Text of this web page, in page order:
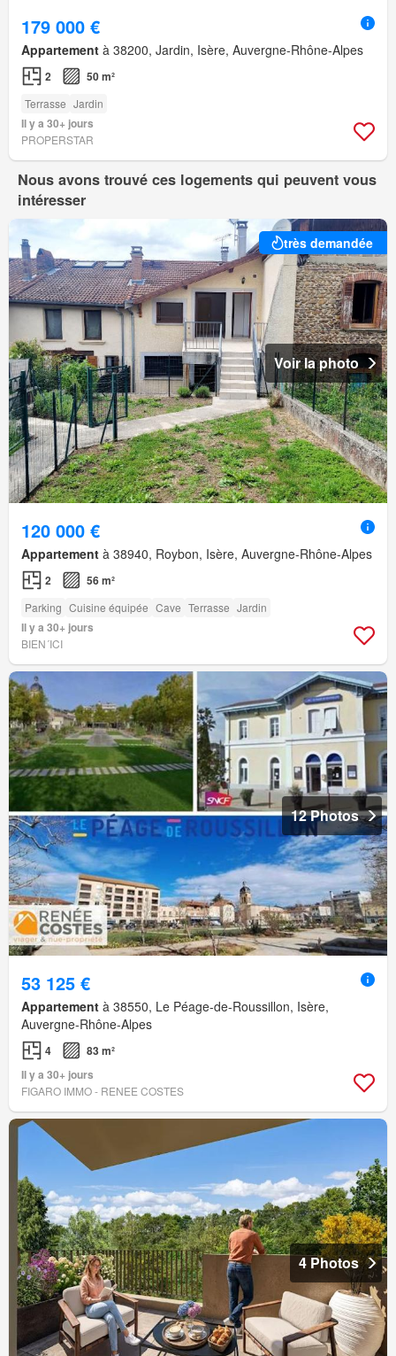
179 000 €
Appartement à 38200, Jardin, Isère, Auvergne-Rhône-Alpes
2 50 m²
Terrasse Jardin
Il y a 30+ jours
PROPERSTAR
Nous avons trouvé ces logements qui peuvent vous
intéresser
très demandée
Voir la photo
120 000 €
Appartement à 38940, Roybon, Isère, Auvergne-Rhône-Alpes
2 56 m²
Parking Cuisine équipée Cave Terrasse Jardin
Il y a 30+ jours
BIEN´ICI
12 Photos
53 125 €
Appartement à 38550, Le Péage-de-Roussillon, Isère,
Auvergne-Rhône-Alpes
4
83 m²
Il y a 30+ jours
FIGARO IMMO - RENEE COSTES
4 Photos